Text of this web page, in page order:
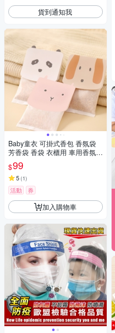
貨到通知我
Baby童衣 可掛式香包 香氛袋
芳香袋 香袋 衣櫃用 車用香氛包
$99
5 (1)
活動 券
加入購物車